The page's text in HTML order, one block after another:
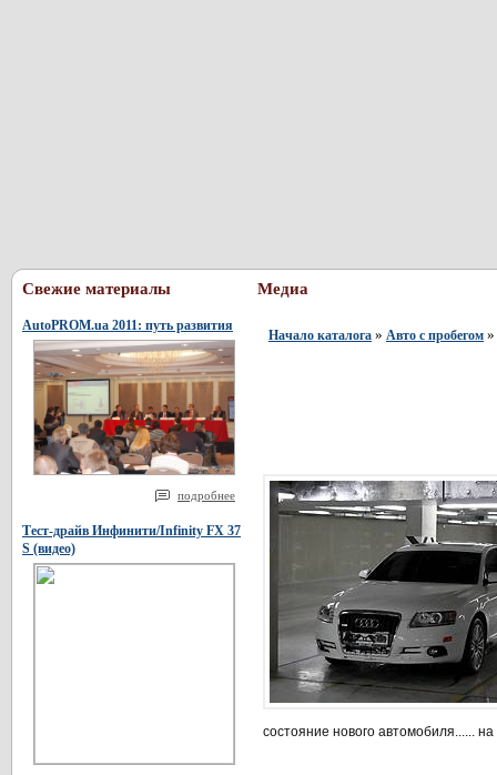
Свежие материалы
AutoPROM.ua 2011: путь развития
подробнее
Тест-драйв Инфинити/Infinity FX 37
S (видео)
Медиа
Начало каталога » Авто с пробегом
состояние нового автомобиля......